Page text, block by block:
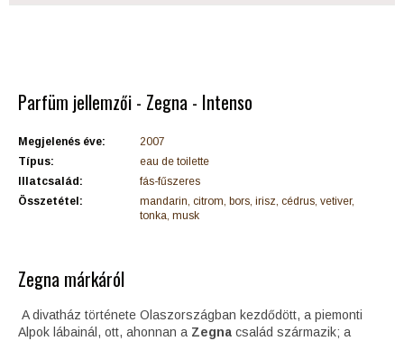
Parfüm jellemzői - Zegna - Intenso
Megjelenés éve:
2007
Típus:
eau de toilette
Illatcsalád:
fás-fűszeres
Összetétel:
mandarin, citrom, bors, irisz, cédrus, vetiver,
tonka, musk
Zegna márkáról
A divatház története Olaszországban kezdődött, a piemonti
Alpok lábainál, ott, ahonnan a Zegna család származik; a